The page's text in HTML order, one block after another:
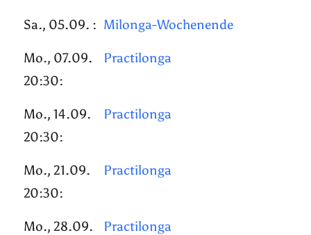
Sa., 05.09. : Milonga-Wochenende
Mo., 07.09.
20:30:
Practilonga
Mo., 14.09.
20:30:
Practilonga
Mo., 21.09.
20:30:
Practilonga
Mo., 28.09.
Practilonga